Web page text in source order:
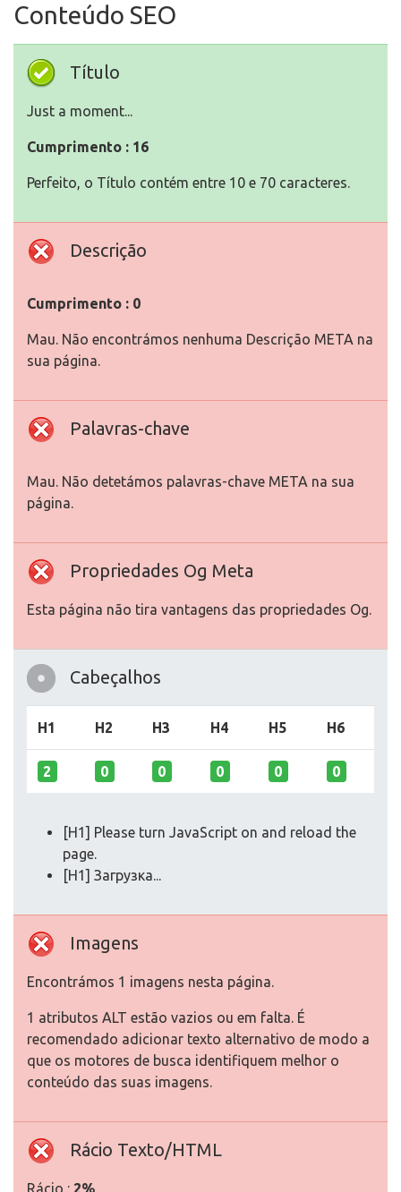
Conteúdo SEO
Título
Just a moment...
Cumprimento : 16
Perfeito, o Título contém entre 10 e 70 caracteres.
Descrição
Cumprimento : 0
Mau. Não encontrámos nenhuma Descrição META na
sua página.
Palavras-chave
Mau. Não detetámos palavras-chave META na sua
página.
Propriedades Og Meta
Esta página não tira vantagens das propriedades Og.
Cabeçalhos
H1 H2 H3 H4 H5 H6
2 0 0 0 0 0
[H1] Please turn JavaScript on and reload the
page.
[H1] Загрузка...
Imagens
Encontrámos 1 imagens nesta página.
1 atributos ALT estão vazios ou em falta. É
recomendado adicionar texto alternativo de modo a
que os motores de busca identifiquem melhor o
conteúdo das suas imagens.
Rácio Texto/HTML
Rácio : 2%